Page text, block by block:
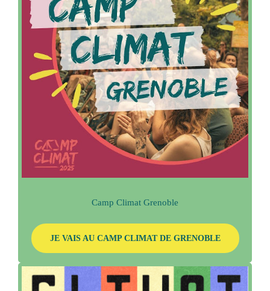
Camp Climat Grenoble
JE VAIS AU CAMP CLIMAT DE GRENOBLE